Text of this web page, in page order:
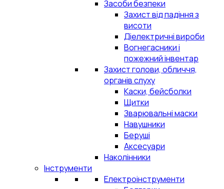
Засоби безпеки
Захист від падіння з
висоти
Діелектричні вироби
Вогнегасники і
пожежний інвентар
Захист голови, обличчя,
органів слуху
Каски, бейсболки
Щитки
Зварювальні маски
Навушники
Беруші
Аксесуари
Наколінники
Інструменти
Електроінструменти